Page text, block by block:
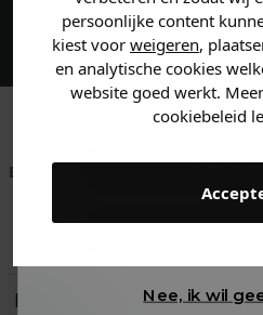
persoonlijke content
kiest voor weigeren,
en analytische cookies
website goed werkt.
cookiebeleid
korting op je
Betaal achteraf met
is morgen in
Retourneren
Heren
Dames
Kids
Nee, ik wil